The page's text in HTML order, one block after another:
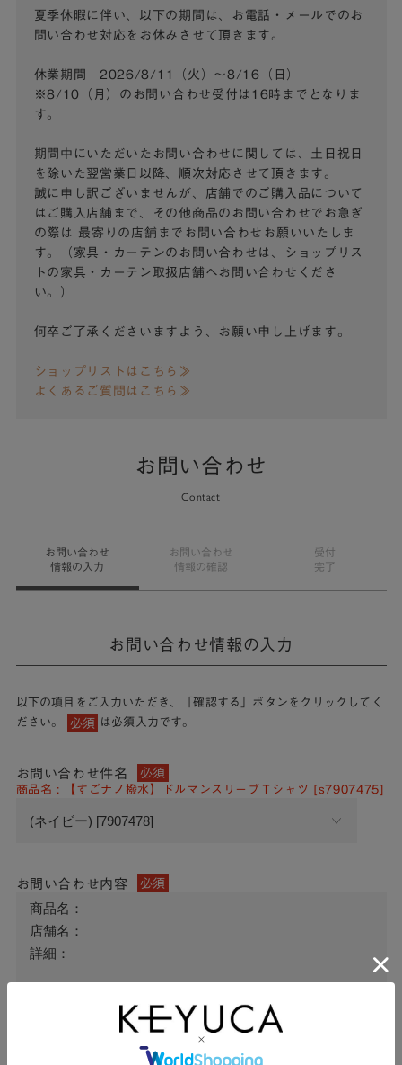
夏季休暇に伴い、以下の期間は、お電話・メールでのお
問い合わせ対応をお休みさせて頂きます。
休業期間 2026/8/11（火）～8/16（日）
※8/10（月）のお問い合わせ受付は16時までとなりま
す。
期間中にいただいたお問い合わせに関しては、土日祝日
を除いた翌営業日以降、順次対応させて頂きます。
誠に申し訳ございませんが、店舗でのご購入品について
はご購入店舗まで、その他商品のお問い合わせでお急ぎ
の際は
最寄りの店舗までお問い合わせお願いいたしま
す。（家具・カーテンのお問い合わせは、ショップリス
トの家具・カーテン取扱店舗へお問い合わせくださ
い。）
何卒ご了承くださいますよう、お願い申し上げます。
ショップリストはこちら≫
よくあるご質問はこちら≫
お問い合わせ
Contact
お問い合わせ
情報の入力
お問い合わせ
情報の確認
受付
完了
お問い合わせ情報の入力
以下の項目をご入力いただき、「確認する」ボタンをクリックしてく
ださい。
必須 は必須入力です。
お問い合わせ件名 必須
商品名 : 【すごナノ撥水】ドルマンスリーブＴシャツ [s7907475]
お問い合わせ内容 必須